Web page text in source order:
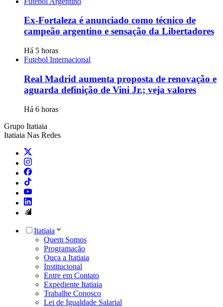
Ex-Fortaleza é anunciado como técnico de
campeão argentino e sensação da Libertadores
Há 5 horas
Futebol Internacional
Real Madrid aumenta proposta de renovação e
aguarda definição de Vini Jr.; veja valores
Há 6 horas
Grupo Itatiaia
Itatiaia Nas Redes
Itatiaia
Quem Somos
Programação
Ouça a Itatiaia
Institucional
Entre em Contato
Expediente Itatiaia
Trabalhe Conosco
Lei de Igualdade Salarial